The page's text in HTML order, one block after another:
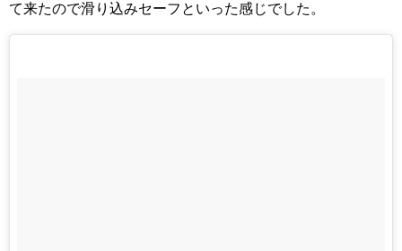
て来たので滑り込みセーフといった感じでした。